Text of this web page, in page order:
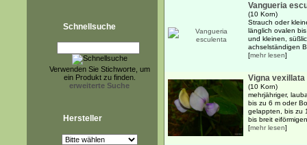
Schnellsuche
Verwenden Sie Stichworte, um
ein Produkt zu finden.
erweiterte Suche
Hersteller
Vangueria
(10 Korn)
Strauch oder
länglich ovalen
und kleinen,
achselständigen
[mehr lesen]
Vigna vexillata
(10 Korn)
mehrjähriger,
bis zu 6 m oder
gelappten, bis zu
bis breit
[mehr lesen]